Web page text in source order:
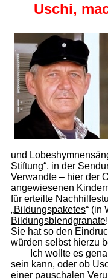
Uschi,
und
Stiftung“, in der
Verwandte – hier der
angewiesenen
für erteilte
„Bildungspaketes“ (in
Bildungsblendgranate
Sie hat so den
würden selbst hierzu
Ich wollte es
sein kann, oder ob
einer pauschalen